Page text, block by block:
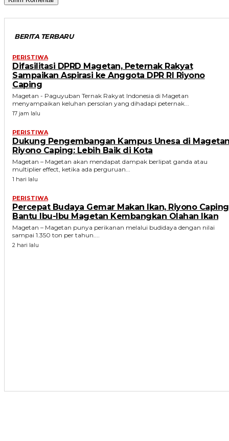
BERITA TERBARU
PERISTIWA
Difasilitasi DPRD Magetan, Peternak Rakyat
Sampaikan Aspirasi ke Anggota DPR RI Riyono
Caping
Magetan - Paguyuban Ternak Rakyat Indonesia di Magetan
menyampaikan keluhan persolan yang dihadapi peternak...
17 jam lalu
PERISTIWA
Dukung Pengembangan Kampus Unesa di
Riyono Caping: Lebih Baik di Kota
Magetan – Magetan akan mendapat dampak berlipat ganda atau
multiplier effect, ketika ada perguruan...
1 hari lalu
PERISTIWA
Percepat Budaya Gemar Makan Ikan, Riyono Caping
Bantu Ibu-Ibu Magetan Kembangkan Olahan Ikan
Magetan – Magetan punya perikanan melalui budidaya dengan nilai
sampai 1.350 ton per tahun....
2 hari lalu